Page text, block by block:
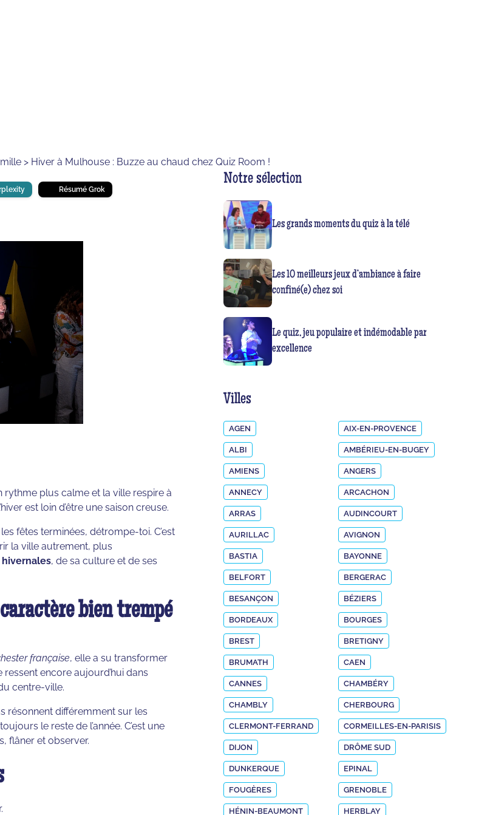
> Hiver à Mulhouse : Buzze au chaud chez Quiz Room !
Résumé Grok
rythme plus calme et la ville respire à
est loin d’être une saison creuse.
fêtes terminées, détrompe-toi. C’est
la ville autrement, plus
, de sa culture et de ses
bien trempé
française, elle a su transformer
encore aujourd’hui dans
centre-ville.
résonnent différemment sur les
le reste de l’année. C’est une
flâner et observer.
Notre sélection
Les grands moments du quiz à la télé
Les 10 meilleurs jeux d’ambiance à faire
confiné(e) chez soi
Le quiz, jeu populaire et indémodable par
excellence
Villes
AGEN AIX-EN-PROVENCE
ALBI AMBÉRIEU-EN-BUGEY
AMIENS ANGERS
ANNECY ARCACHON
ARRAS AUDINCOURT
AURILLAC AVIGNON
BASTIA BAYONNE
BELFORT BERGERAC
BESANÇON BÉZIERS
BORDEAUX BOURGES
BREST BRETIGNY
BRUMATH CAEN
CANNES CHAMBÉRY
CHAMBLY CHERBOURG
CLERMONT-FERRAND CORMEILLES-EN-PARISIS
DIJON DRÔME SUD
DUNKERQUE EPINAL
FOUGÈRES GRENOBLE
HÉNIN-BEAUMONT HERBLAY